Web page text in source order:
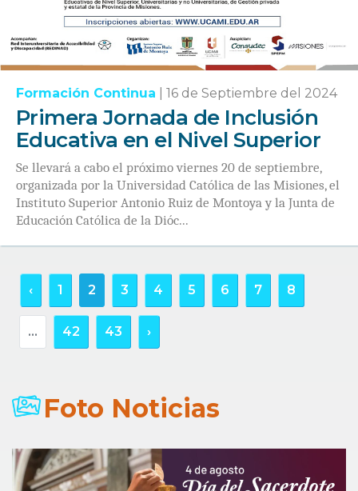
Formación Continua 16 de Septiembre del 2024
Primera Jornada de Inclusión
Educativa en el Nivel Superior
Se llevará a cabo el próximo viernes 20 de septiembre,
organizada por la Universidad Católica de las Misiones, el
Instituto Superior Antonio Ruiz de Montoya y la Junta de
Educación Católica de la Dióc...
‹ 1 2 3 4 5 6 7 8
... 42 43 ›
Foto Noticias